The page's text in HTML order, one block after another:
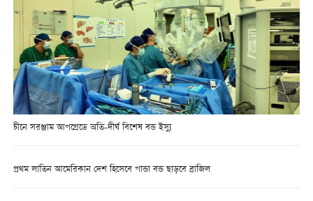
চীনে সরঞ্জাম আপগ্রেডে অতি-দীর্ঘ বিশেষ বন্ড ইস্যু
প্রথম লাতিন আমেরিকান দেশ হিসেবে পান্ডা বন্ড ছাড়বে ব্রাজিল